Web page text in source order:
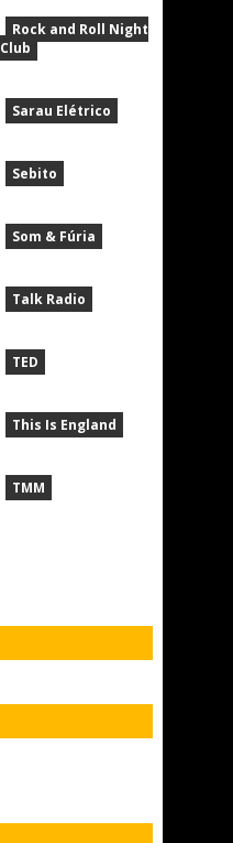
Rock and Roll Night
Club
Sarau Elétrico
Sebito
Som & Fúria
Talk Radio
TED
This Is England
TMM